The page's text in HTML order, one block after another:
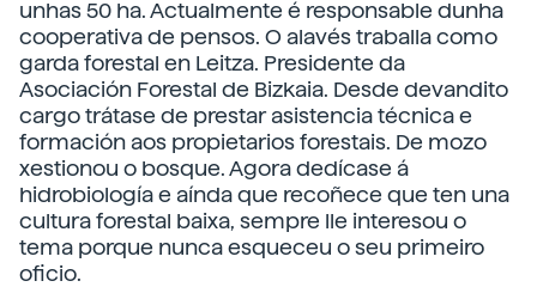
unhas 50 ha. Actualmente é responsable dunha
cooperativa de pensos. O alavés traballa como
garda forestal en Leitza. Presidente da
Asociación Forestal de Bizkaia. Desde devandito
cargo trátase de prestar asistencia técnica e
formación aos propietarios forestais. De mozo
xestionou o bosque. Agora dedícase á
hidrobiología e aínda que recoñece que ten una
cultura forestal baixa, sempre lle interesou o
tema porque nunca esqueceu o seu primeiro
oficio.